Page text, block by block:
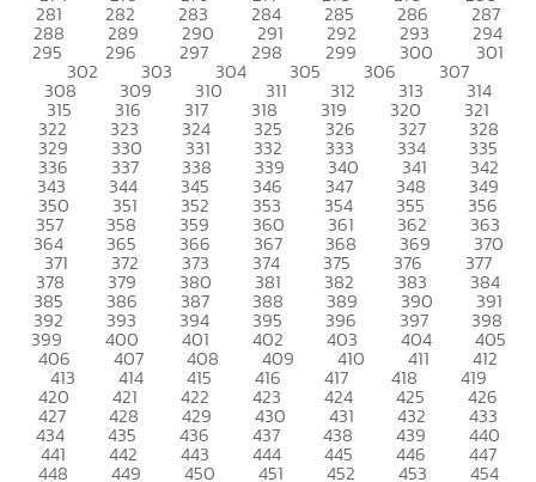
281 282 283 284 285 286 287
288 289 290 291 292 293 294
295 296 297 298 299 300 301
302 303 304 305 306 307
308 309 310 311 312 313 314
315 316 317 318 319 320 321
322 323 324 325 326 327 328
329 330 331 332 333 334 335
336 337 338 339 340 341 342
343 344 345 346 347 348 349
350 351 352 353 354 355 356
357 358 359 360 361 362 363
364 365 366 367 368 369 370
371 372 373 374 375 376 377
378 379 380 381 382 383 384
385 386 387 388 389 390 391
392 393 394 395 396 397 398
399 400 401 402 403 404 405
406 407 408 409 410 411 412
413 414 415 416 417 418 419
420 421 422 423 424 425 426
427 428 429 430 431 432 433
434 435 436 437 438 439 440
441 442 443 444 445 446 447
448 449 450 451 452 453 454